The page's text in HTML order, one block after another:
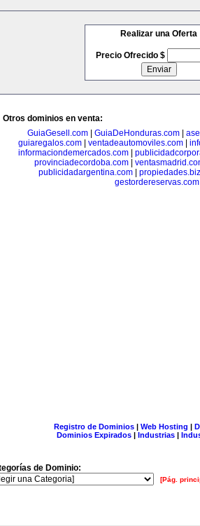
Realizar una Oferta
Precio Ofrecido $
Otros dominios en venta:
GuiaGesell.com
GuiaDeHonduras.com
guiaregalos.com| ventadeautomoviles.com|
informaciondemercados.com|
provinciadecordoba.com
publicidadargentina.com| propiedades.biz
gestordereservas.com
Registro de Dominios| Web Hosting |
Dominios Expirados | Industrias |
de Dominio:
[Pág.